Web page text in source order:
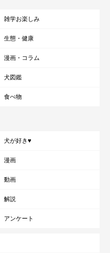
雑学お楽しみ
生態・健康
漫画・コラム
犬図鑑
食べ物
犬が好き♥
漫画
動画
解説
アンケート